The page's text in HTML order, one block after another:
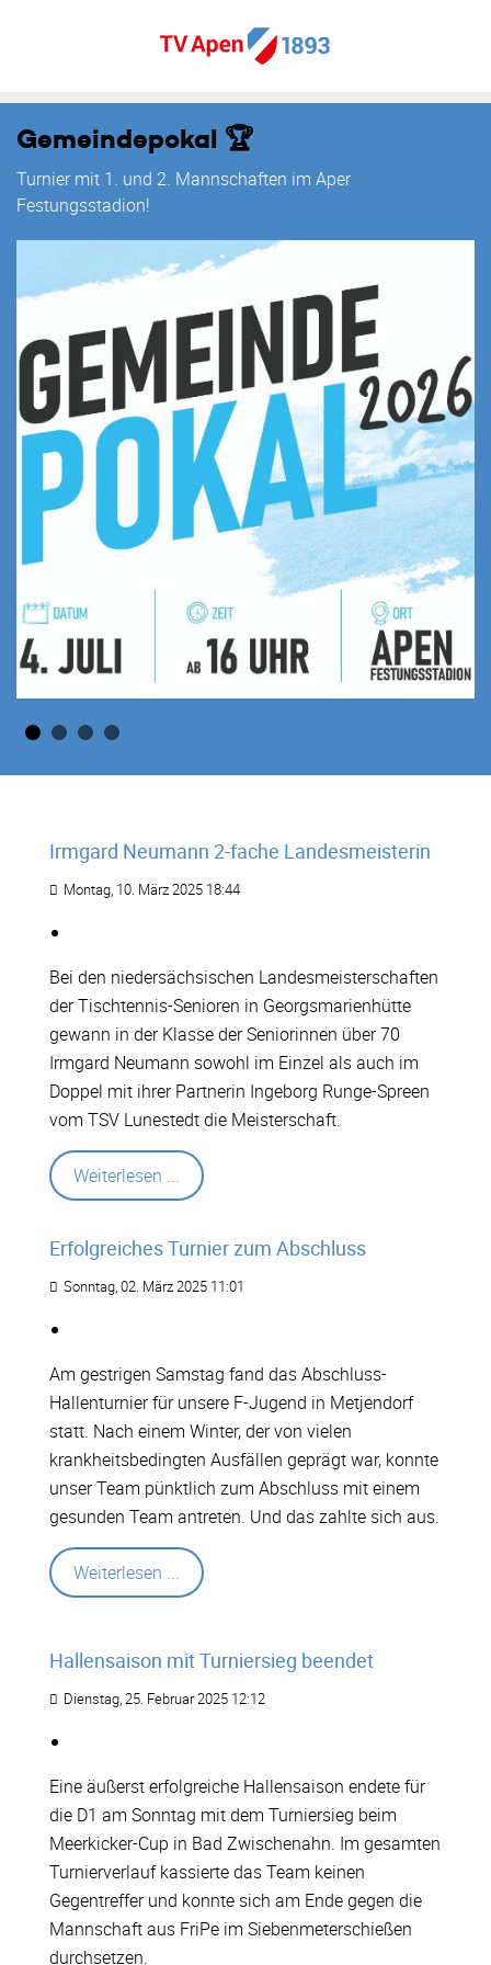
Gemeindepokal 🏆
Turnier mit 1. und 2. Mannschaften im Aper
Festungsstadion!
Irmgard Neumann 2-fache Landesmeisterin
Montag, 10. März 2025 18:44
Bei den niedersächsischen Landesmeisterschaften
der Tischtennis-Senioren in Georgsmarienhütte
gewann in der Klasse der Seniorinnen über 70
Irmgard Neumann sowohl im Einzel als auch im
Doppel mit ihrer Partnerin Ingeborg Runge-Spreen
vom TSV Lunestedt die Meisterschaft.
Weiterlesen ...
Erfolgreiches Turnier zum Abschluss
Sonntag, 02. März 2025 11:01
Am gestrigen Samstag fand das Abschluss-
Hallenturnier für unsere F-Jugend in Metjendorf
statt. Nach einem Winter, der von vielen
krankheitsbedingten Ausfällen geprägt war, konnte
unser Team pünktlich zum Abschluss mit einem
gesunden Team antreten. Und das zahlte sich aus.
Weiterlesen ...
Hallensaison mit Turniersieg beendet
Dienstag, 25. Februar 2025 12:12
Eine äußerst erfolgreiche Hallensaison endete für
die D1 am Sonntag mit dem Turniersieg beim
Meerkicker-Cup in Bad Zwischenahn. Im gesamten
Turnierverlauf kassierte das Team keinen
Gegentreffer und konnte sich am Ende gegen die
Mannschaft aus FriPe im Siebenmeterschießen
durchsetzen.